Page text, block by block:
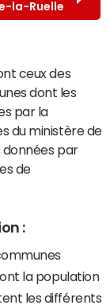
la-Ruelle
ceux des
dont les
par la
du ministère de
données par
de
:
la population
les différents